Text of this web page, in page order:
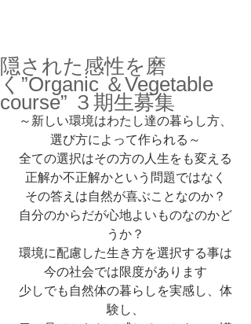
隠された感性を磨
く”Organic ＆Vegetable
course” ３期生募集
～新しい環境はわたし達の暮らし方、
選び方によって作られる～
全ての選択はその方の人生をも変える
正解か不正解かという問題ではなく
その答えは自然が喜ぶことなのか？
自分のからだが心地よいものなのかど
うか？
環境に配慮した生き方を選択する事は
今の社会では限度があります
少しでも自然体の暮らしを実感し、体
験し、